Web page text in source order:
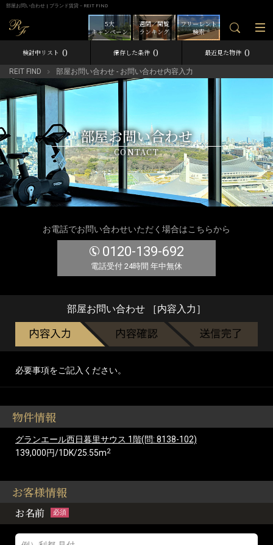
部屋お問い合わせ | ブランド賃貸－REIT FIND
フリーレント
検索
週間／閲覧
ランキング
5大
キャンペーン
検討中リスト 0 保存した条件 0 最近見た物件 0
REIT FIND 部屋お問い合わせ - お問い合わせ内容入力
部屋お問い合わせ
CONTACT
お電話でお問い合わせいただく場合はこちらから
0120-139-692
電話受付 24時間 年中無休
部屋お問い合わせ ［内容入力］
必要事項をご記入ください。
物件情報
グランエール西日暮里サウス 1階(問: 8138-102)
139,000円/1DK/25.55m2
お客様情報
お名前 必須